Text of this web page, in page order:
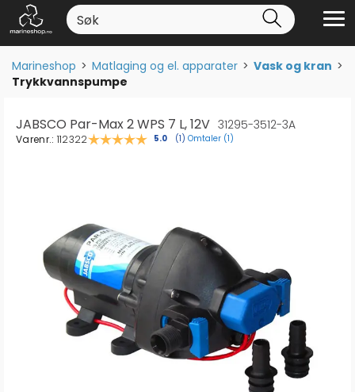
Marineshop>Matlaging og el. apparater>Vask og kran>
Trykkvannspumpe
JABSCO Par-Max 2 WPS 7 L, 12V 31295-3512-3A
Varenr.: 112322 Gjennomsnittskarakter:
5.0 (stemmer:
1) Omtaler (1)